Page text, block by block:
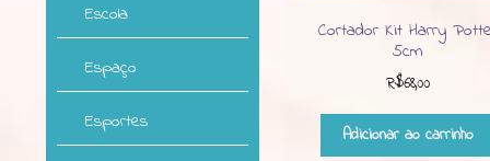
Cortador Kit Harry
5cm
R$68,00
Adicionar ao carrinho
Escola
Espaço
Esportes